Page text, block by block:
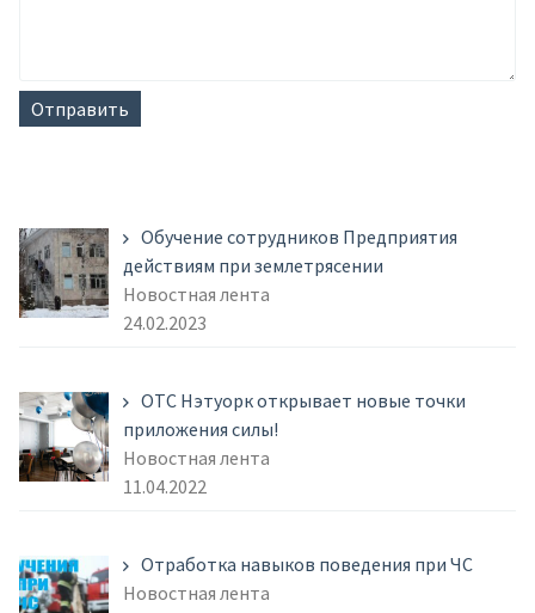
Обучение сотрудников Предприятия
действиям при землетрясении
Новостная лента
24.02.2023
ОТС Нэтуорк открывает новые точки
приложения силы!
Новостная лента
11.04.2022
Отработка навыков поведения при ЧС
Новостная лента